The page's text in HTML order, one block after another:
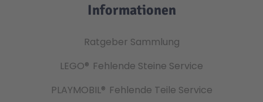
Informationen
Ratgeber Sammlung
LEGO® Fehlende Steine Service
PLAYMOBIL® Fehlende Teile Service